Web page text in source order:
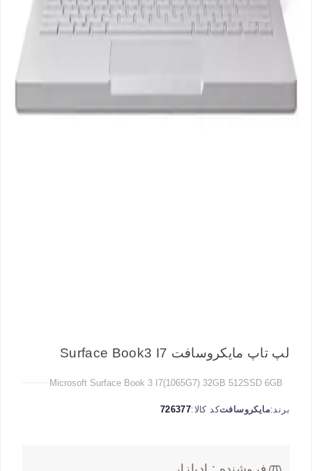
لپ تاپ مایکروسافت Surface Book3 I7
Microsoft Surface Book 3 I7(1065G7) 32GB 512SSD 6GB
برند:مایکروسافتکد کالا:726377